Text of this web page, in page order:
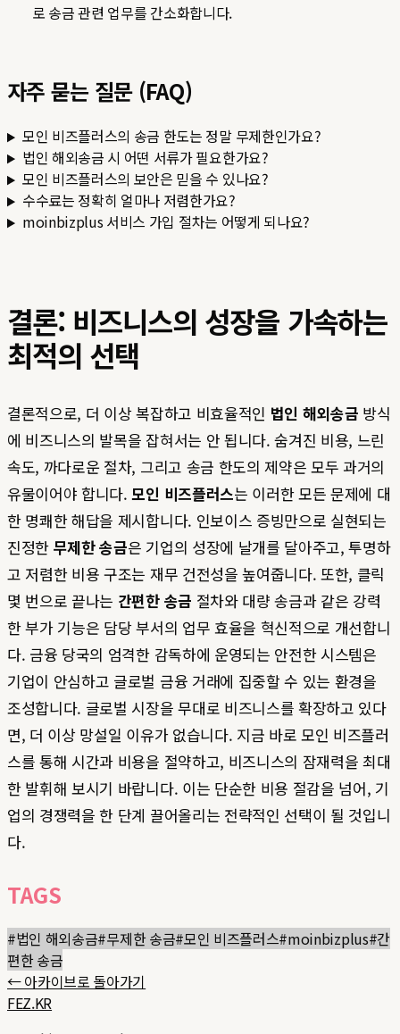
로 송금 관련 업무를 간소화합니다.
자주 묻는 질문 (FAQ)
모인 비즈플러스의 송금 한도는 정말 무제한인가요?
법인 해외송금 시 어떤 서류가 필요한가요?
모인 비즈플러스의 보안은 믿을 수 있나요?
수수료는 정확히 얼마나 저렴한가요?
moinbizplus 서비스 가입 절차는 어떻게 되나요?
결론: 비즈니스의 성장을 가속하는
최적의 선택
결론적으로, 더 이상 복잡하고 비효율적인 법인 해외송금 방식
에 비즈니스의 발목을 잡혀서는 안 됩니다. 숨겨진 비용, 느린
속도, 까다로운 절차, 그리고 송금 한도의 제약은 모두 과거의
유물이어야 합니다.모인 비즈플러스는 이러한 모든 문제에 대
한 명쾌한 해답을 제시합니다. 인보이스 증빙만으로 실현되는
진정한 무제한 송금은 기업의 성장에 날개를 달아주고, 투명하
고 저렴한 비용 구조는 재무 건전성을 높여줍니다. 또한, 클릭
몇 번으로 끝나는 간편한 송금 절차와 대량 송금과 같은 강력
한 부가 기능은 담당 부서의 업무 효율을 혁신적으로 개선합니
다. 금융 당국의 엄격한 감독하에 운영되는 안전한 시스템은
기업이 안심하고 글로벌 금융 거래에 집중할 수 있는 환경을
조성합니다. 글로벌 시장을 무대로 비즈니스를 확장하고 있다
면, 더 이상 망설일 이유가 없습니다. 지금 바로 모인 비즈플러
스를 통해 시간과 비용을 절약하고, 비즈니스의 잠재력을 최대
한 발휘해 보시기 바랍니다. 이는 단순한 비용 절감을 넘어, 기
업의 경쟁력을 한 단계 끌어올리는 전략적인 선택이 될 것입니
다.
TAGS
#법인 해외송금#무제한 송금#모인 비즈플러스#moinbizplus#간
편한 송금
← 아카이브로 돌아가기
FEZ.KR